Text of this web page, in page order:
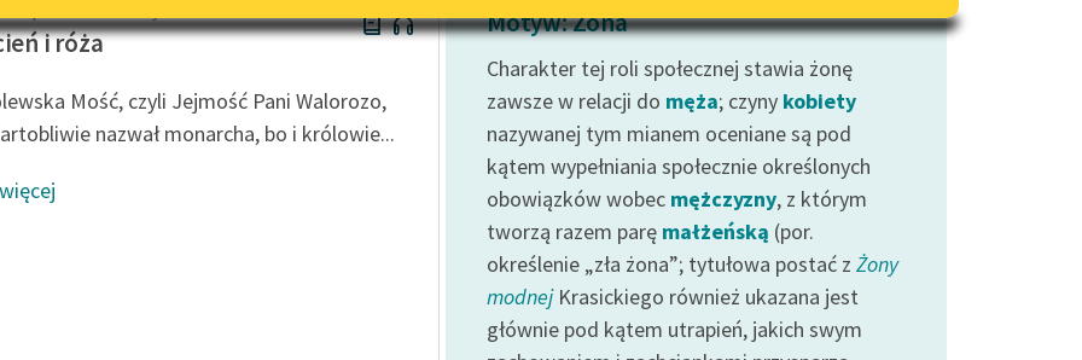
E-kolekcja lektur szkolnych i
literatury do słuchania dla
niepełnosprawnościami
Feministyczne inspiracje.
wrażliwych
Deklaracja dostępności
i róża
Mość, czyli Jejmość Pani Walorozo,
nazwał monarcha, bo i królowie...
Motyw: Żona
Charakter tej roli społecznej stawia żonę
zawsze w relacji do męża; czyny kobiety
nazywanej tym mianem oceniane są pod
kątem wypełniania społecznie określonych
obowiązków wobec mężczyzny, z którym
tworzą razem parę małżeńską (por.
określenie „zła żona”; tytułowa postać z Żony
modnejKrasickiego również ukazana jest
głównie pod kątem utrapień, jakich swym